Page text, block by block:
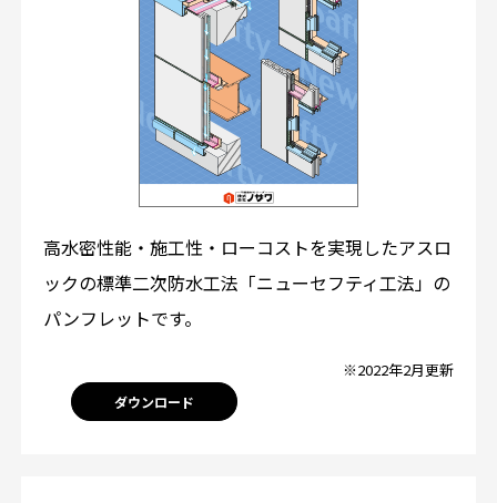
高水密性能・施工性・ローコストを実現したアスロ
ックの標準二次防水工法「ニューセフティ工法」の
パンフレットです。
※2022年2月更新
ダウンロード